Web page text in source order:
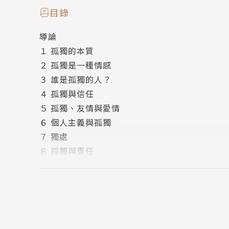
○4幸福是能為自己的孤獨負起責任？
本書更提出：現代社會的主要問題不是我們有
們更深刻認識自己、了解自己立足在世界的什麼位
▍在混亂世代藉哲學思考日常，重新對焦我們
挪威當代知名哲學家拉斯．史文德森，擅長以
聊、自由、孤獨、謊言、恐懼、邪惡等，挖掘人
的光亮。也讓我們在資訊嘈雜的現世，學會用理
思維，堅韌心智、活得更加自在。
目錄
導論
１ 孤獨的本質
２ 孤獨是一種情感
３ 誰是孤獨的人？
４ 孤獨與信任
５ 孤獨、友情與愛情
６ 個人主義與孤獨
７ 獨處
８ 孤獨與責任